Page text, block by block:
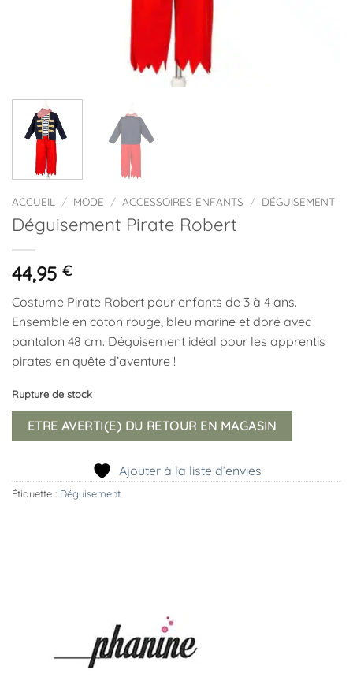
ACCUEIL / MODE / ACCESSOIRES ENFANTS / DÉGUISEMENT
Déguisement Pirate Robert
44,95 €
Costume Pirate Robert pour enfants de 3 à 4 ans.
Ensemble en coton rouge, bleu marine et doré avec
pantalon 48 cm. Déguisement idéal pour les apprentis
pirates en quête d’aventure !
Rupture de stock
ETRE AVERTI(E) DU RETOUR EN MAGASIN
Ajouter à la liste d’envies
Étiquette : Déguisement